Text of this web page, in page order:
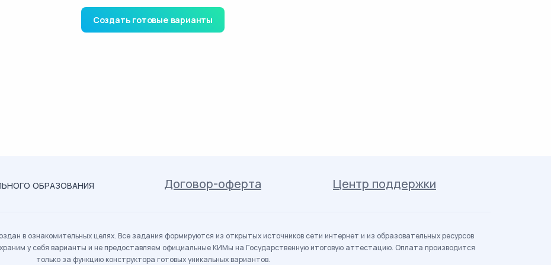
Создать готовые варианты
ОБРАЗОВАНИЯ Договор-оферта Центр поддержки
в ознакомительных целях. Все задания формируются из открытых источников сети интернет и из образовательных ресурсов
у себя варианты и не предоставляем официальные КИМы на Государственную итоговую аттестацию. Оплата производится
только за функцию конструктора готовых уникальных вариантов.